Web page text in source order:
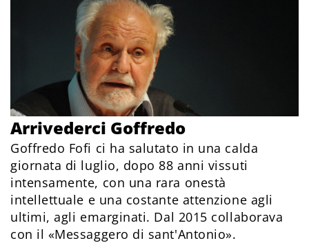
Arrivederci Goffredo
Goffredo Fofi ci ha salutato in una calda
giornata di luglio, dopo 88 anni vissuti
intensamente, con una rara onestà
intellettuale e una costante attenzione agli
ultimi, agli emarginati. Dal 2015 collaborava
con il «Messaggero di sant'Antonio».